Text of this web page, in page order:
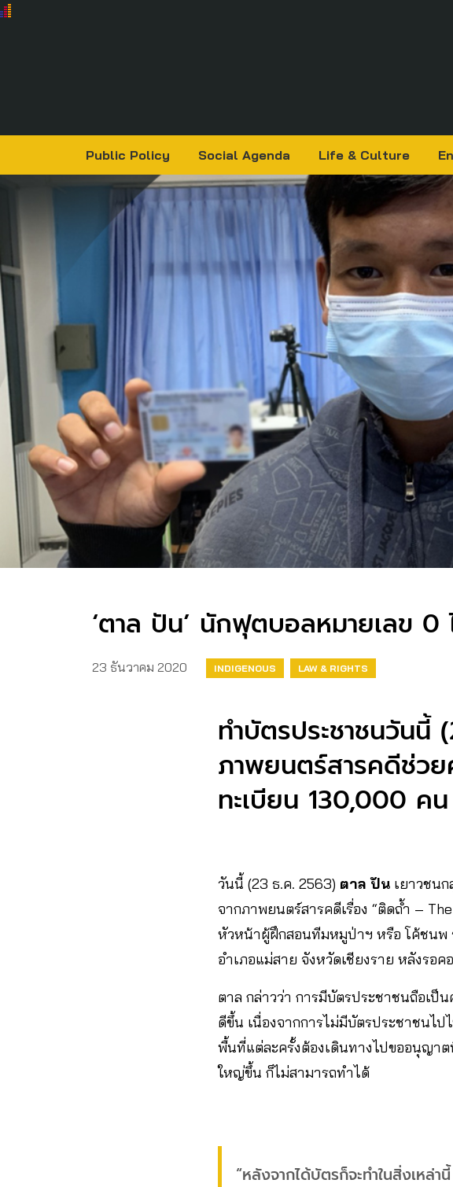
Public Policy Social Agenda Life & Culture
‘ตาล ปัน’ นักฟุตบอลหมายเลข 0
23 ธันวาคม 2020 INDIGENOUS LAW & RIGHTS
ทำบัตรประชาชนวันนี้
ภาพยนตร์สารคดีช่ว
ทะเบียน 130,000 คน
วันนี้ (23 ธ.ค. 2563) ตาล ปัน เยาวชน
จากภาพยนตร์สารคดีเรื่อง “ติดถ้ำ –
หัวหน้าผู้ฝึกสอนทีมหมูป่าฯ หรือ โค้ชนพ
อำเภอแม่สาย จังหวัดเชียงราย หลังรอค
ตาล กล่าวว่า การมีบัตรประชาชนถือเป็
ดีขึ้น เนื่องจากการไม่มีบัตรประชาชนไ
พื้นที่แต่ละครั้งต้องเดินทางไปขออนุญาต
ใหญ่ขึ้น ก็ไม่สามารถทำได้
“หลังจากได้บัตรก็จะทำในสิ่งเห